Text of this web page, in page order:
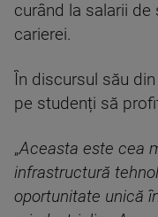
curând la salarii
carierei.
În discursul său
pe studenți să
„Aceasta este cea
infrastructură
oportunitate unică